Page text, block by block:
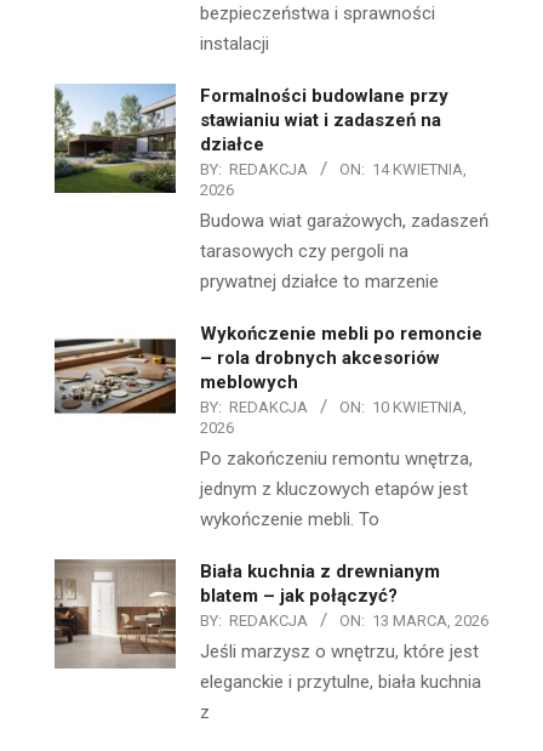
bezpieczeństwa i sprawności
instalacji
Formalności budowlane przy
stawianiu wiat i zadaszeń na
działce
BY: REDAKCJA ON: 14 KWIETNIA,
2026
Budowa wiat garażowych, zadaszeń
tarasowych czy pergoli na
prywatnej działce to marzenie
Wykończenie mebli po remoncie
– rola drobnych akcesoriów
meblowych
BY: REDAKCJA ON: 10 KWIETNIA,
2026
Po zakończeniu remontu wnętrza,
jednym z kluczowych etapów jest
wykończenie mebli. To
Biała kuchnia z drewnianym
blatem – jak połączyć?
BY: REDAKCJA ON: 13 MARCA, 2026
Jeśli marzysz o wnętrzu, które jest
eleganckie i przytulne, biała kuchnia
z